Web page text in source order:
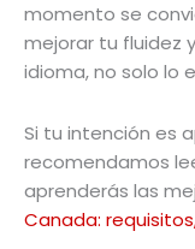
momento se
mejorar tu fluidez
idioma, no solo lo
Si tu intención es
recomendamos
aprenderás las
Canada: